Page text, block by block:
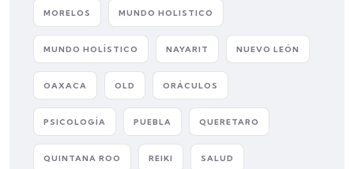
MORELOS MUNDO HOLISTICO
MUNDO HOLÍSTICO NAYARIT NUEVO LEÓN
OAXACA OLD ORÁCULOS
PSICOLOGÍA PUEBLA QUERETARO
QUINTANA ROO REIKI SALUD